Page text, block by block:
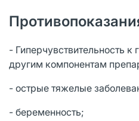
- Гиперчувствительность к
другим компонентам
- острые тяжелые
- беременность;